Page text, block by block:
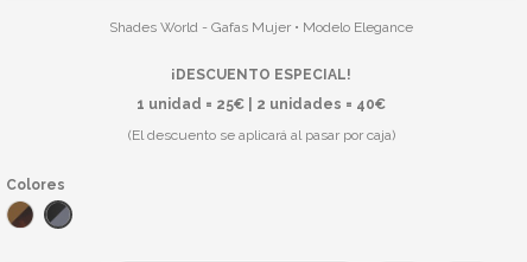
Shades World - Gafas Mujer • Modelo Elegance
¡DESCUENTO ESPECIAL!
1 unidad = 25€ | 2 unidades = 40€
(El descuento se aplicará al pasar por caja)
Colores
Leopardo/Marrón
Negro/Negro